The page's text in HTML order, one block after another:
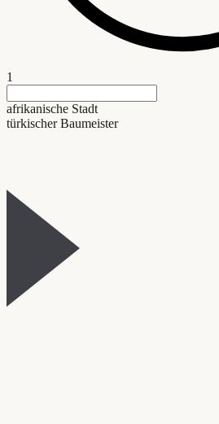
1
afrikanische Stadt
türkischer Baumeister